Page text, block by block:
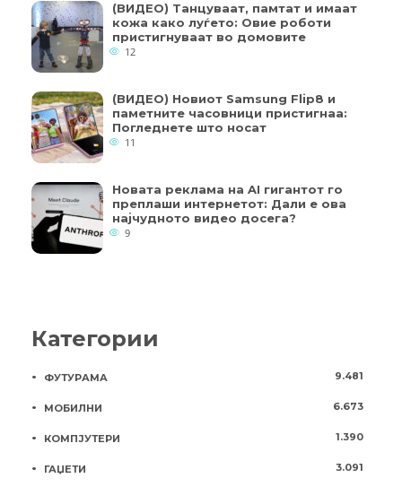
(ВИДЕО) Танцуваат, памтат и имаат
кожа како луѓето: Овие роботи
пристигнуваат во домовите
12
(ВИДЕО) Новиот Samsung Flip8 и
паметните часовници пристигнаа:
Погледнете што носат
11
Новата реклама на AI гигантот го
преплаши интернетот: Дали е ова
најчудното видео досега?
9
Категории
ФУТУРАМА 9.481
МОБИЛНИ 6.673
КОМПЈУТЕРИ 1.390
ГАЏЕТИ 3.091